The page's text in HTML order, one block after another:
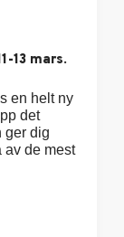
13 mars.
en helt ny
det
ger dig
av de mest